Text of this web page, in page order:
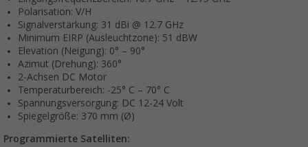
Polarisation: V/H
Signalverstärkung: 31 dBi @ 12.7 GHz
Minimum EIRP (Ausleuchtzone): 51 dBW
Elevation (Neigung): 0° – 90°
Azimut (Drehung): 360°
2-Achsen DC Motor
Temperaturbereich: -25° C – 70° C
Spannungsversorgung: DC 12-24 Volt
Spiegelgröße: 370 mm (Ø)
Programmierte Satelliten: